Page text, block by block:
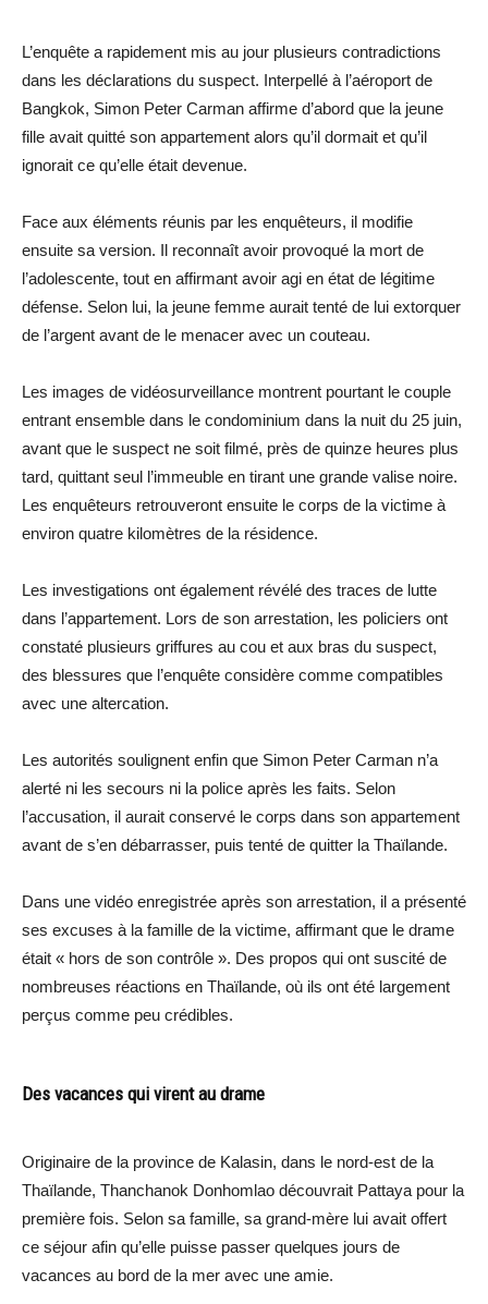
L’enquête a rapidement mis au jour plusieurs contradictions
dans les déclarations du suspect. Interpellé à l’aéroport de
Bangkok, Simon Peter Carman affirme d’abord que la jeune
fille avait quitté son appartement alors qu’il dormait et qu’il
ignorait ce qu’elle était devenue.
Face aux éléments réunis par les enquêteurs, il modifie
ensuite sa version. Il reconnaît avoir provoqué la mort de
l’adolescente, tout en affirmant avoir agi en état de légitime
défense. Selon lui, la jeune femme aurait tenté de lui extorquer
de l’argent avant de le menacer avec un couteau.
Les images de vidéosurveillance montrent pourtant le couple
entrant ensemble dans le condominium dans la nuit du 25 juin,
avant que le suspect ne soit filmé, près de quinze heures plus
tard, quittant seul l’immeuble en tirant une grande valise noire.
Les enquêteurs retrouveront ensuite le corps de la victime à
environ quatre kilomètres de la résidence.
Les investigations ont également révélé des traces de lutte
dans l’appartement. Lors de son arrestation, les policiers ont
constaté plusieurs griffures au cou et aux bras du suspect,
des blessures que l’enquête considère comme compatibles
avec une altercation.
Les autorités soulignent enfin que Simon Peter Carman n’a
alerté ni les secours ni la police après les faits. Selon
l’accusation, il aurait conservé le corps dans son appartement
avant de s’en débarrasser, puis tenté de quitter la Thaïlande.
Dans une vidéo enregistrée après son arrestation, il a présenté
ses excuses à la famille de la victime, affirmant que le drame
était « hors de son contrôle ». Des propos qui ont suscité de
nombreuses réactions en Thaïlande, où ils ont été largement
perçus comme peu crédibles.
Des vacances qui virent au drame
Originaire de la province de Kalasin, dans le nord-est de la
Thaïlande, Thanchanok Donhomlao découvrait Pattaya pour la
première fois. Selon sa famille, sa grand-mère lui avait offert
ce séjour afin qu’elle puisse passer quelques jours de
vacances au bord de la mer avec une amie.